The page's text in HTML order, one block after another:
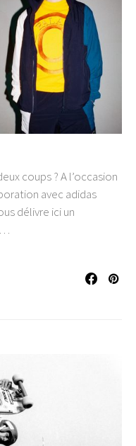
coups ? A l’occasion
avec adidas
délivre ici un